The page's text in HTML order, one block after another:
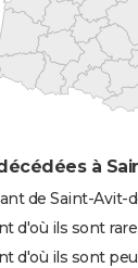
à
de Saint-Avit-
d'où ils sont
d'où ils sont